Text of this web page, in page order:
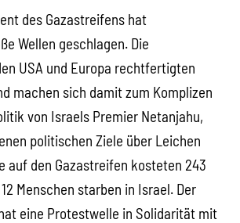
des Gazastreifens hat
Wellen geschlagen. Die
USA und Europa rechtfertigten
machen sich damit zum Komplizen
von Israels Premier Netanjahu,
politischen Ziele über Leichen
auf den Gazastreifen kosteten 243
Menschen starben in Israel. Der
eine Protestwelle in Solidarität mit